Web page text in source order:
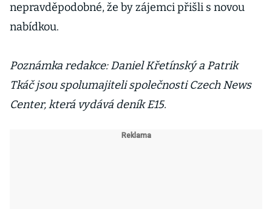
nepravděpodobné, že by zájemci přišli s novou
nabídkou.
Poznámka redakce: Daniel Křetínský a Patrik
Tkáč jsou spolumajiteli společnosti Czech News
Center, která vydává deník E15.